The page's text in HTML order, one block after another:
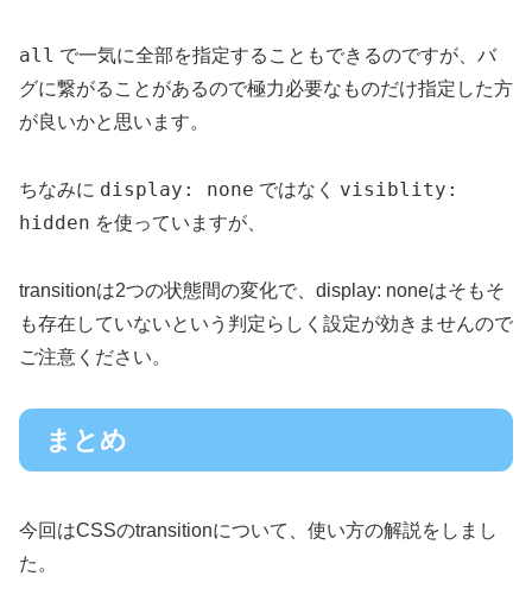
all で一気に全部を指定することもできるのですが、バ
グに繋がることがあるので極力必要なものだけ指定した方
が良いかと思います。
ちなみに display: none ではなく visiblity:
hidden を使っていますが、
transitionは2つの状態間の変化で、display: noneはそもそ
も存在していないという判定らしく設定が効きませんので
ご注意ください。
まとめ
今回はCSSのtransitionについて、使い方の解説をしまし
た。